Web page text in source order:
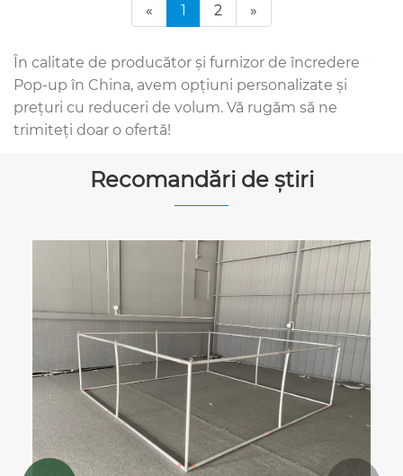
« 1 2 »
În calitate de producător și furnizor de încredere
Pop-up în China, avem opțiuni personalizate și
prețuri cu reduceri de volum. Vă rugăm să ne
trimiteți doar o ofertă!
Recomandări de știri